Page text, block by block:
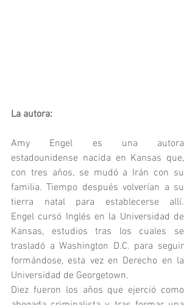
La autora:
Amy Engel es una autora
estadounidense nacida en Kansas que,
con tres años, se mudó a Irán con su
familia. Tiempo después volverían a su
tierra natal para establecerse allí.
Engel cursó Inglés en la Universidad de
Kansas, estudios tras los cuales se
trasladó a Washington D.C. para seguir
formándose, esta vez en Derecho en la
Universidad de Georgetown.
Diez fueron los años que ejerció como